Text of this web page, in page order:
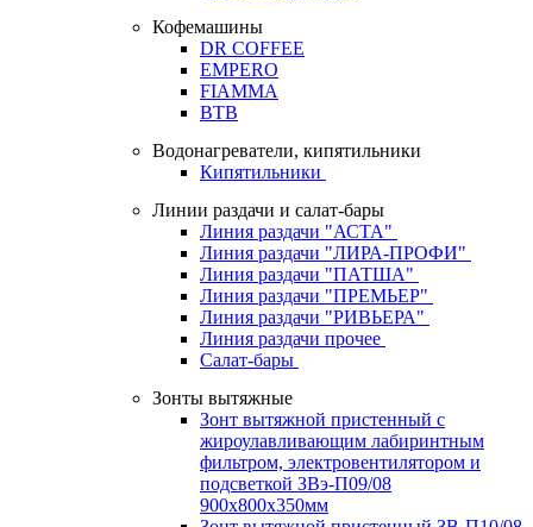
Кофемашины
DR COFFEE
EMPERO
FIAMMA
BTB
Водонагреватели, кипятильники
Кипятильники
Линии раздачи и салат-бары
Линия раздачи "АСТА"
Линия раздачи "ЛИРА-ПРОФИ"
Линия раздачи "ПАТША"
Линия раздачи "ПРЕМЬЕР"
Линия раздачи "РИВЬЕРА"
Линия раздачи прочее
Салат-бары
Зонты вытяжные
Зонт вытяжной пристенный с
жироулавливающим лабиринтным
фильтром, электровентилятором и
подсветкой ЗВэ-П09/08
900х800х350мм